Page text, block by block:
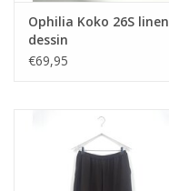
Ophilia Koko 26S linen
dessin
€69,95